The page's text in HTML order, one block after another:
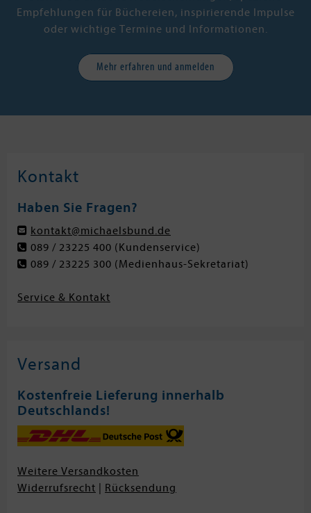
Evolution (1). Die Stadt der
Evolution (2). Der Turm der Gefangenen
Empfehlungen für Büchereien, inspirierende Impulse
oder wichtige Termine und Informationen.
Mehr erfahren und anmelden
Kontakt
Haben Sie Fragen?
kontakt@michaelsbund.de
089 / 23225 400 (Kundenservice)
089 / 23225 300 (Medienhaus-Sekretariat)
Service & Kontakt
Versand
Kostenfreie Lieferung innerhalb
Deutschlands!
Weitere Versandkosten
Widerrufsrecht
Rücksendung